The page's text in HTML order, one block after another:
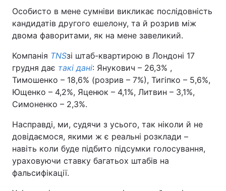
Особисто в мене сумніви викликає послідовність
кандидатів другого ешелону, та й розрив між
двома фаворитами, як на мене завеликий.
Компанія TNSзі штаб-квартирою в Лондоні 17
грудня дає такі дані: Янукович – 26,3% ,
Тимошенко – 18,6% (розрив – 7%), Тигіпко – 5,6%,
Ющенко – 4,2%, Яценюк – 4,1%, Литвин – 3,1%,
Симоненко – 2,3%.
Насправді, ми, судячи з усього, так ніколи й не
довідаємося, якими ж є реальні розклади –
навіть коли буде підбито підсумки голосування,
ураховуючи ставку багатьох штабів на
фальсифікації.